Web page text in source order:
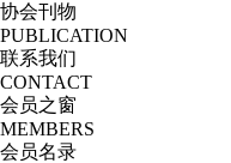
协会刊物
PUBLICATION
联系我们
CONTACT
会员之窗
MEMBERS
会员名录